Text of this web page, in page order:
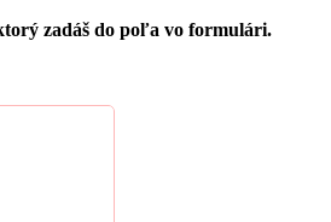
zadáš do poľa vo formulári.